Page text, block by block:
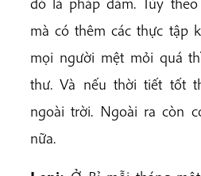
mà có thêm các thực tập
mọi người mệt mỏi quá
thư. Và nếu thời tiết tốt
ngoài trời. Ngoài ra còn
nữa.